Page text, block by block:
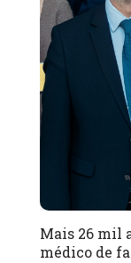
Mais 26 mil
médico de